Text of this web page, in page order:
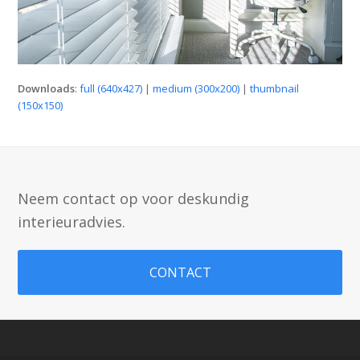
Downloads:full (640x427) |medium (300x200) |thumbnail
(150x150)
Neem contact op voor deskundig
interieuradvies.
CONTACT